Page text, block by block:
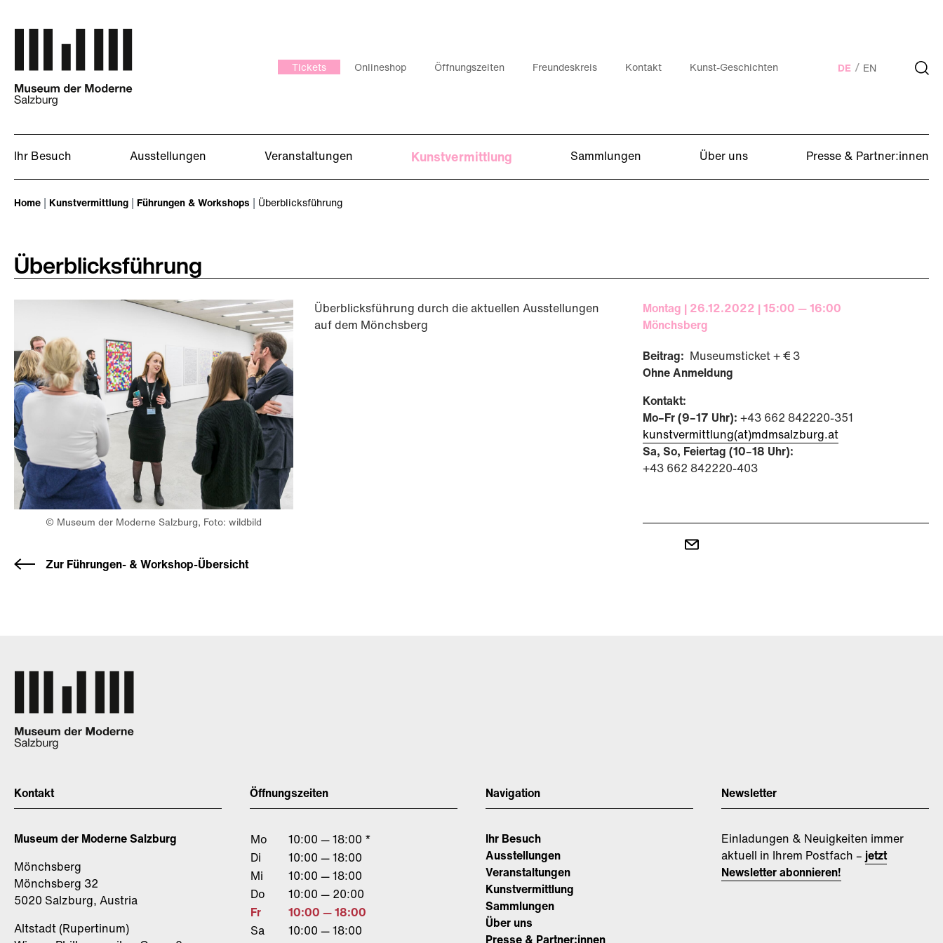
Tickets Onlineshop Öffnungszeiten Freundeskreis Kontakt Kunst-Geschichten DE EN
Ihr Besuch Ausstellungen Veranstaltungen Kunstvermittlung Sammlungen Über uns
Presse & Partner:innen
Home Kunstvermittlung Führungen & Workshops Überblicksführung
Überblicksführung
© Museum der Moderne Salzburg, Foto: wildbild
Überblicksführung durch die aktuellen Ausstellungen
auf dem Mönchsberg
Montag | 26.12.2022 | 15:00 — 16:00
Mönchsberg
Beitrag: Museumsticket + € 3
Ohne Anmeldung
Kontakt:
Mo–Fr (9–17 Uhr): +43 662 842220-351
kunstvermittlung(at)mdmsalzburg.at
Sa, So, Feiertag (10–18 Uhr):
+43 662 842220-403
Zur Führungen- & Workshop-Übersicht
Kontakt
Museum der Moderne Salzburg
Mönchsberg
Mönchsberg 32
5020 Salzburg, Austria
Altstadt (Rupertinum)
Öffnungszeiten
Mo
10:00 — 18:00 *
Di
10:00 — 18:00
Mi
10:00 — 18:00
Do
10:00 — 20:00
Fr
10:00 — 18:00
Sa
10:00 — 18:00
Navigation
Ihr Besuch
Ausstellungen
Veranstaltungen
Kunstvermittlung
Sammlungen
Über uns
Presse & Partner:innen
Newsletter
Einladungen & Neuigkeiten immer
aktuell in Ihrem Postfach – jetzt
Newsletter abonnieren!